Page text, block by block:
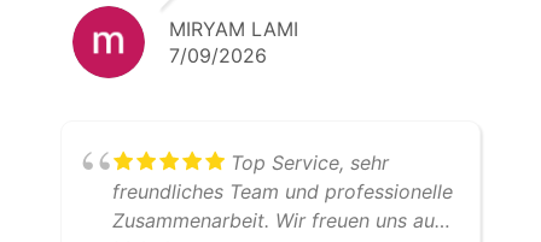
MIRYAM LAMI
7/09/2026
Top Service, sehr
freundliches Team und professionelle
Zusammenarbeit. Wir freuen uns auf